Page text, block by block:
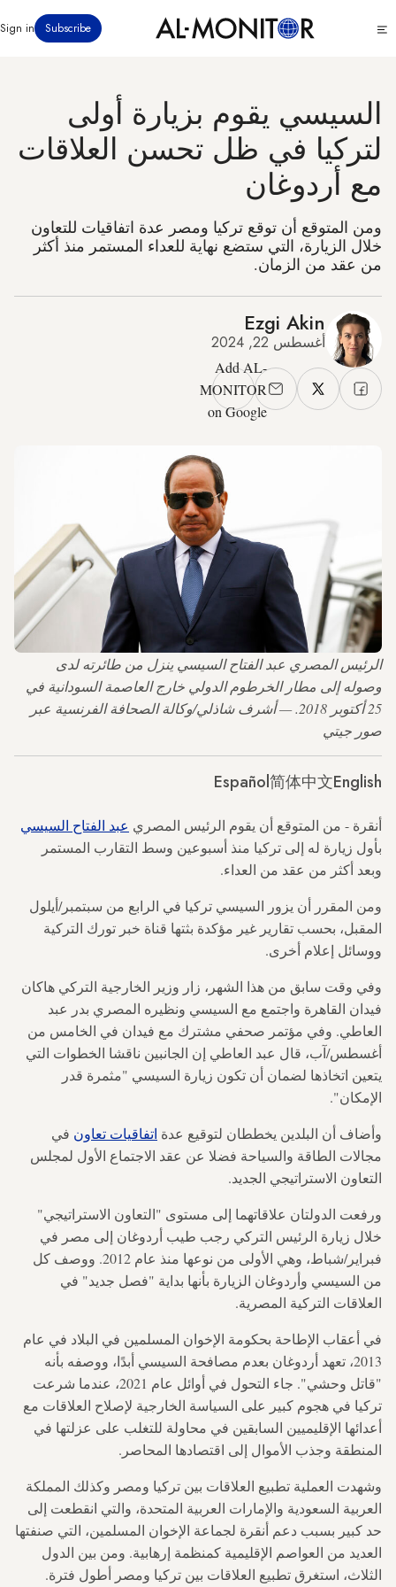
إلى
Subscribe
Sign in
السيسي يقوم بزيارة أولى
لتركيا في ظل تحسن العلاقات
مع أردوغان
ومن المتوقع أن توقع تركيا ومصر عدة اتفاقيات للتعاون
خلال الزيارة، التي ستضع نهاية للعداء المستمر منذ أكثر
من عقد من الزمان.
Ezgi Akin
أغسطس 22, 2024
Add AL-
MONITOR
on Google
الرئيس المصري عبد الفتاح السيسي ينزل من طائرته لدى
وصوله إلى مطار الخرطوم الدولي خارج العاصمة السودانية في
25 أكتوبر 2018. — أشرف شاذلي/وكالة الصحافة الفرنسية عبر
صور جيتي
English
简体中文
Español
أنقرة - من المتوقع أن يقوم الرئيس المصري عبد الفتاح السيسي
بأول زيارة له إلى تركيا منذ أسبوعين وسط التقارب المستمر
وبعد أكثر من عقد من العداء.
ومن المقرر أن يزور السيسي تركيا في الرابع من سبتمبر/أيلول
المقبل، بحسب تقارير غير مؤكدة بثتها قناة خبر تورك التركية
ووسائل إعلام أخرى.
وفي وقت سابق من هذا الشهر، زار وزير الخارجية التركي هاكان
فيدان القاهرة واجتمع مع السيسي ونظيره المصري بدر عبد
العاطي. وفي مؤتمر صحفي مشترك مع فيدان في الخامس من
أغسطس/آب، قال عبد العاطي إن الجانبين ناقشا الخطوات التي
يتعين اتخاذها لضمان أن تكون زيارة السيسي "مثمرة قدر
الإمكان".
وأضاف أن البلدين يخططان لتوقيع عدة اتفاقيات تعاون في
مجالات الطاقة والسياحة فضلا عن عقد الاجتماع الأول لمجلس
التعاون الاستراتيجي الجديد.
ورفعت الدولتان علاقاتهما إلى مستوى "التعاون الاستراتيجي"
خلال زيارة الرئيس التركي رجب طيب أردوغان إلى مصر في
فبراير/شباط، وهي الأولى من نوعها منذ عام 2012. ووصف كل
من السيسي وأردوغان الزيارة بأنها بداية "فصل جديد" في
العلاقات التركية المصرية.
في أعقاب الإطاحة بحكومة الإخوان المسلمين في البلاد في عام
2013، تعهد أردوغان بعدم مصافحة السيسي أبدًا، ووصفه بأنه
"قاتل وحشي". جاء التحول في أوائل عام 2021، عندما شرعت
تركيا في هجوم كبير على السياسة الخارجية لإصلاح العلاقات مع
أعدائها الإقليميين السابقين في محاولة للتغلب على عزلتها في
المنطقة وجذب الأموال إلى اقتصادها المحاصر.
وشهدت العملية تطبيع العلاقات بين تركيا ومصر وكذلك المملكة
العربية السعودية والإمارات العربية المتحدة، والتي انقطعت إلى
حد كبير بسبب دعم أنقرة لجماعة الإخوان المسلمين، التي صنفتها
العديد من العواصم الإقليمية كمنظمة إرهابية. ومن بين الدول
الثلاث، استغرق تطبيع العلاقات بين تركيا ومصر أطول فترة.